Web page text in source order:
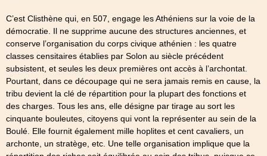
C’est Clisthène qui, en 507, engage les Athéniens sur la voie de la
démocratie. Il ne supprime aucune des structures anciennes, et
conserve l’organisation du corps civique athénien : les quatre
classes censitaires établies par Solon au siècle précédent
subsistent, et seules les deux premières ont accès à l’archontat.
Pourtant, dans ce découpage qui ne sera jamais remis en cause, la
tribu devient la clé de répartition pour la plupart des fonctions et
des charges. Tous les ans, elle désigne par tirage au sort les
cinquante bouleutes, citoyens qui vont la représenter au sein de la
Boulé. Elle fournit également mille hoplites et cent cavaliers, un
archonte, un stratège, etc. Une telle organisation implique que la